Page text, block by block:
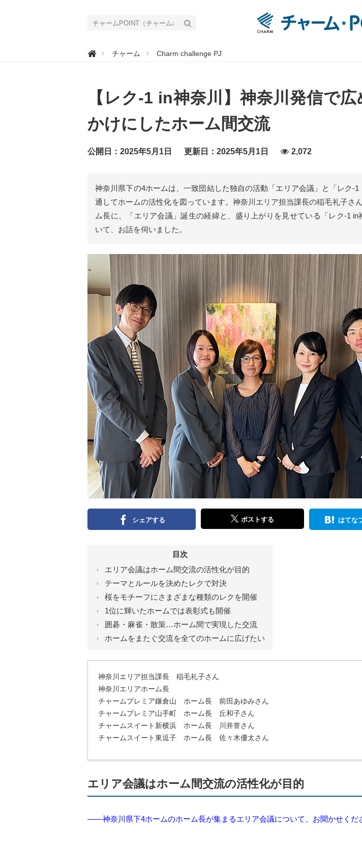
チ
O
N
チ
ャ
ム
ポ
｜
護
働
リ
を
る
情
報
メ
チャーム Charm challenge PJ
【レク-1 in神奈川】神奈川発信で
かけにしたホーム間交流
公開日：2025年5月1日 更新日：2025年5月1日 2,072
神奈川県下の4ホームは、一致団結した独自の活動「エリア会議」と「レク-1
通してホームの活性化を図っています。神奈川エリア担当課長の稲毛礼子さ
ム長に、「エリア会議」誕生の経緯と、盛り上がりを見せている「レク-1 in
いて、お話を伺いました。
シェアする ポストする はてな
目次
エリア会議はホーム間交流の活性化が目的
テーマとルールを決めたレクで対決
桜をモチーフにさまざまな種類のレクを開催
1位に輝いたホームでは表彰式も開催
囲碁・麻雀・散策…ホーム間で実現した交流
ホームをまたぐ交流を全てのホームに広げたい
神奈川エリア担当課長 稲毛礼子さん
神奈川エリアホーム長
チャームプレミア鎌倉山 ホーム長 前田あゆみさん
チャームプレミア山手町 ホーム長 丘和子さん
チャームスイート新横浜 ホーム長 川井誉さん
チャームスイート東逗子 ホーム長 佐々木優太さん
エリア会議はホーム間交流の活性化が目的
――神奈川県下4ホームのホーム長が集まるエリア会議について、お聞かせくだ